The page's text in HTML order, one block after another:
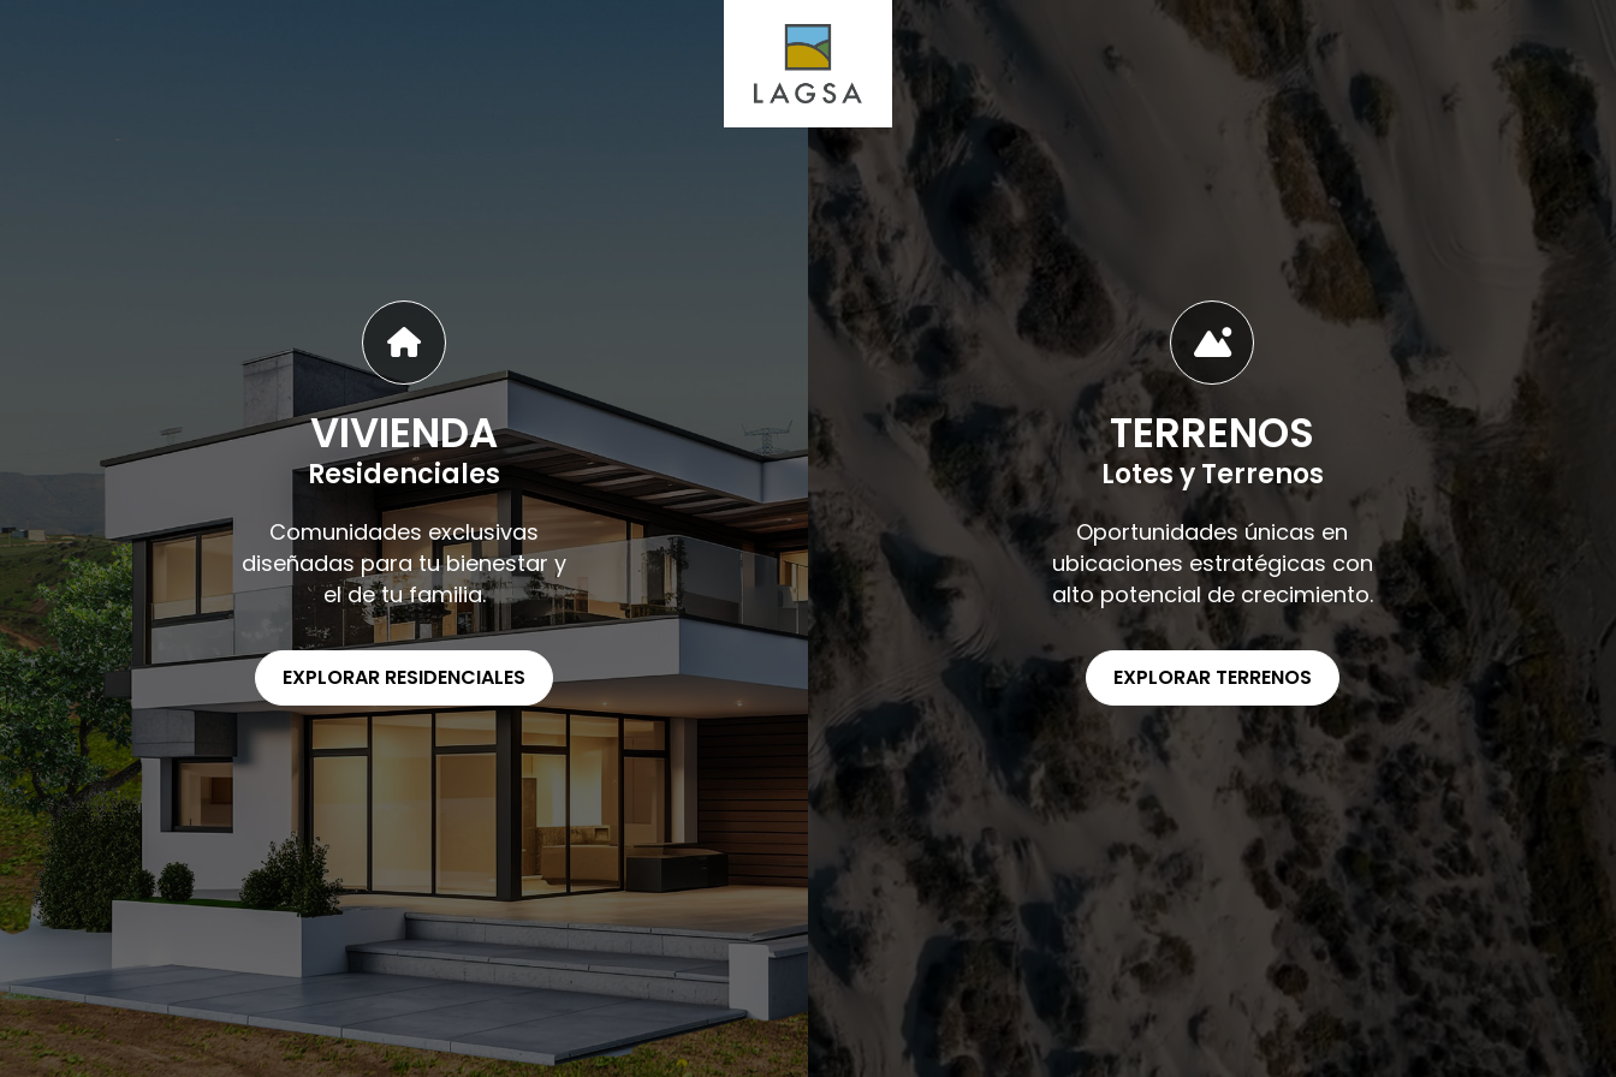
VIVIENDA
Residenciales
Comunidades exclusivas
diseñadas para tu bienestar y
el de tu familia.
EXPLORAR RESIDENCIALES
TERRENOS
Lotes y Terrenos
Oportunidades únicas en
ubicaciones estratégicas con
alto potencial de crecimiento.
EXPLORAR TERRENOS